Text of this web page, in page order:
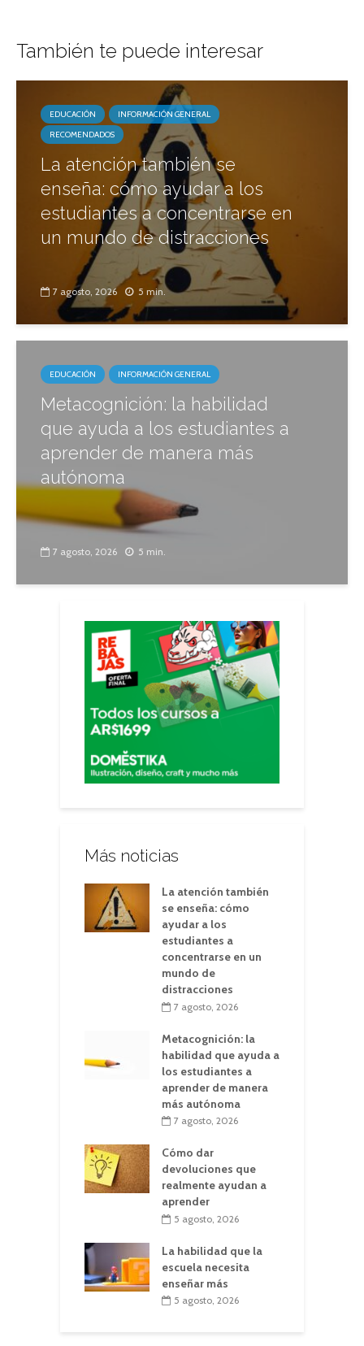
También te puede interesar
EDUCACIÓN
INFORMACIÓN GENERAL
RECOMENDADOS
La atención también se
enseña: cómo ayudar a los
estudiantes a concentrarse en
un mundo de distracciones
7 agosto, 2026 5 min.
EDUCACIÓN INFORMACIÓN GENERAL
Metacognición: la habilidad
que ayuda a los estudiantes a
aprender de manera más
autónoma
7 agosto, 2026 5 min.
Más noticias
La atención también
se enseña: cómo
ayudar a los
estudiantes a
concentrarse en un
mundo de
distracciones
7 agosto, 2026
Metacognición: la
habilidad que ayuda a
los estudiantes a
aprender de manera
más autónoma
7 agosto, 2026
Cómo dar
devoluciones que
realmente ayudan a
aprender
5 agosto, 2026
La habilidad que la
escuela necesita
enseñar más
5 agosto, 2026